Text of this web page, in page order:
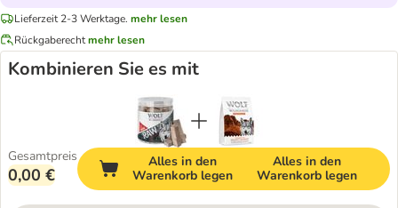
Lieferzeit 2-3 Werktage. mehr lesen
Rückgaberechtmehr lesen
Kombinieren Sie es mit
Gesamtpreis
0,00 €
Alles in den
Warenkorb legen
Alles in den
Warenkorb legen